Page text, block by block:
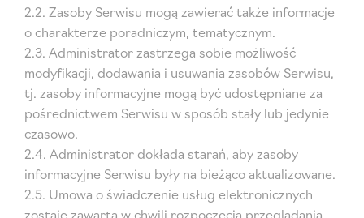
2.2. Zasoby Serwisu mogą zawierać także informacje
o charakterze poradniczym, tematycznym.
2.3. Administrator zastrzega sobie możliwość
modyfikacji, dodawania i usuwania zasobów Serwisu,
tj. zasoby informacyjne mogą być udostępniane za
pośrednictwem Serwisu w sposób stały lub jedynie
czasowo.
2.4. Administrator dokłada starań, aby zasoby
informacyjne Serwisu były na bieżąco aktualizowane.
2.5. Umowa o świadczenie usług elektronicznych
zostaje zawarta w chwili rozpoczęcia przeglądania